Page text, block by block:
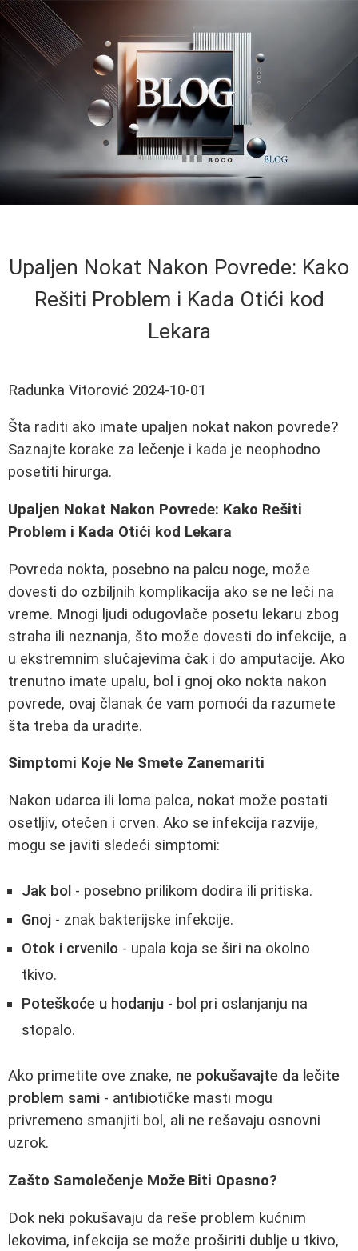
Upaljen Nokat Nakon Povrede: Kako
Rešiti Problem i Kada Otići kod
Lekara
Radunka Vitorović 2024-10-01
Šta raditi ako imate upaljen nokat nakon povrede?
Saznajte korake za lečenje i kada je neophodno
posetiti hirurga.
Upaljen Nokat Nakon Povrede: Kako Rešiti
Problem i Kada Otići kod Lekara
Povreda nokta, posebno na palcu noge, može
dovesti do ozbiljnih komplikacija ako se ne leči na
vreme. Mnogi ljudi odugovlače posetu lekaru zbog
straha ili neznanja, što može dovesti do infekcije, a
u ekstremnim slučajevima čak i do amputacije. Ako
trenutno imate upalu, bol i gnoj oko nokta nakon
povrede, ovaj članak će vam pomoći da razumete
šta treba da uradite.
Simptomi Koje Ne Smete Zanemariti
Nakon udarca ili loma palca, nokat može postati
osetljiv, otečen i crven. Ako se infekcija razvije,
mogu se javiti sledeći simptomi:
Jak bol - posebno prilikom dodira ili pritiska.
Gnoj - znak bakterijske infekcije.
Otok i crvenilo - upala koja se širi na okolno
tkivo.
Poteškoće u hodanju - bol pri oslanjanju na
stopalo.
Ako primetite ove znake, ne pokušavajte da lečite
problem sami - antibiotičke masti mogu
privremeno smanjiti bol, ali ne rešavaju osnovni
uzrok.
Zašto Samolečenje Može Biti Opasno?
Dok neki pokušavaju da reše problem kućnim
lekovima, infekcija se može proširiti dublje u tkivo,